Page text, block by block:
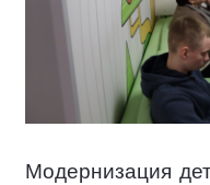
Модернизация